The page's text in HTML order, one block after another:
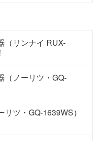
（リンナイ RUX-
（ノーリツ・GQ-
ツ・GQ-1639WS）